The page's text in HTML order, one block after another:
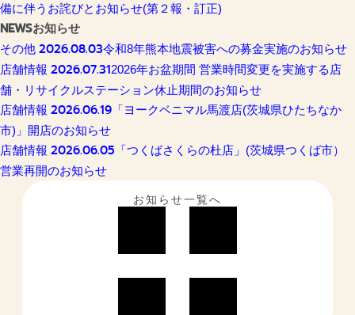
備に伴うお詫びとお知らせ(第２報・訂正)
NEWSお知らせ
その他 2026.08.03令和8年熊本地震被害への募金実施のお知らせ
店舗情報 2026.07.312026年お盆期間 営業時間変更を実施する店
舗・リサイクルステーション休止期間のお知らせ
店舗情報 2026.06.19 「ヨークベニマル馬渡店(茨城県ひたちなか
市)」開店のお知らせ
店舗情報 2026.06.05 「つくばさくらの杜店」(茨城県つくば市）
営業再開のお知らせ
お知らせ一覧へ